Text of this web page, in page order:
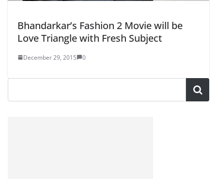
Bhandarkar’s Fashion 2 Movie will be
Love Triangle with Fresh Subject
December 29, 2015 0